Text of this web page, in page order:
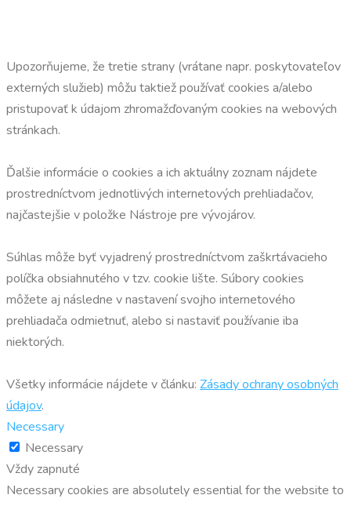
Upozorňujeme, že tretie strany (vrátane napr. poskytovateľov
externých služieb) môžu taktiež používať cookies a/alebo
pristupovať k údajom zhromažďovaným cookies na webových
stránkach.
Ďalšie informácie o cookies a ich aktuálny zoznam nájdete
prostredníctvom jednotlivých internetových prehliadačov,
najčastejšie v položke Nástroje pre vývojárov.
Súhlas môže byť vyjadrený prostredníctvom zaškrtávacieho
políčka obsiahnutého v tzv. cookie lište. Súbory cookies
môžete aj následne v nastavení svojho internetového
prehliadača odmietnuť, alebo si nastaviť používanie iba
niektorých.
Všetky informácie nájdete v článku: Zásady ochrany osobných
údajov.
Necessary
Necessary
Vždy zapnuté
Necessary cookies are absolutely essential for the website to